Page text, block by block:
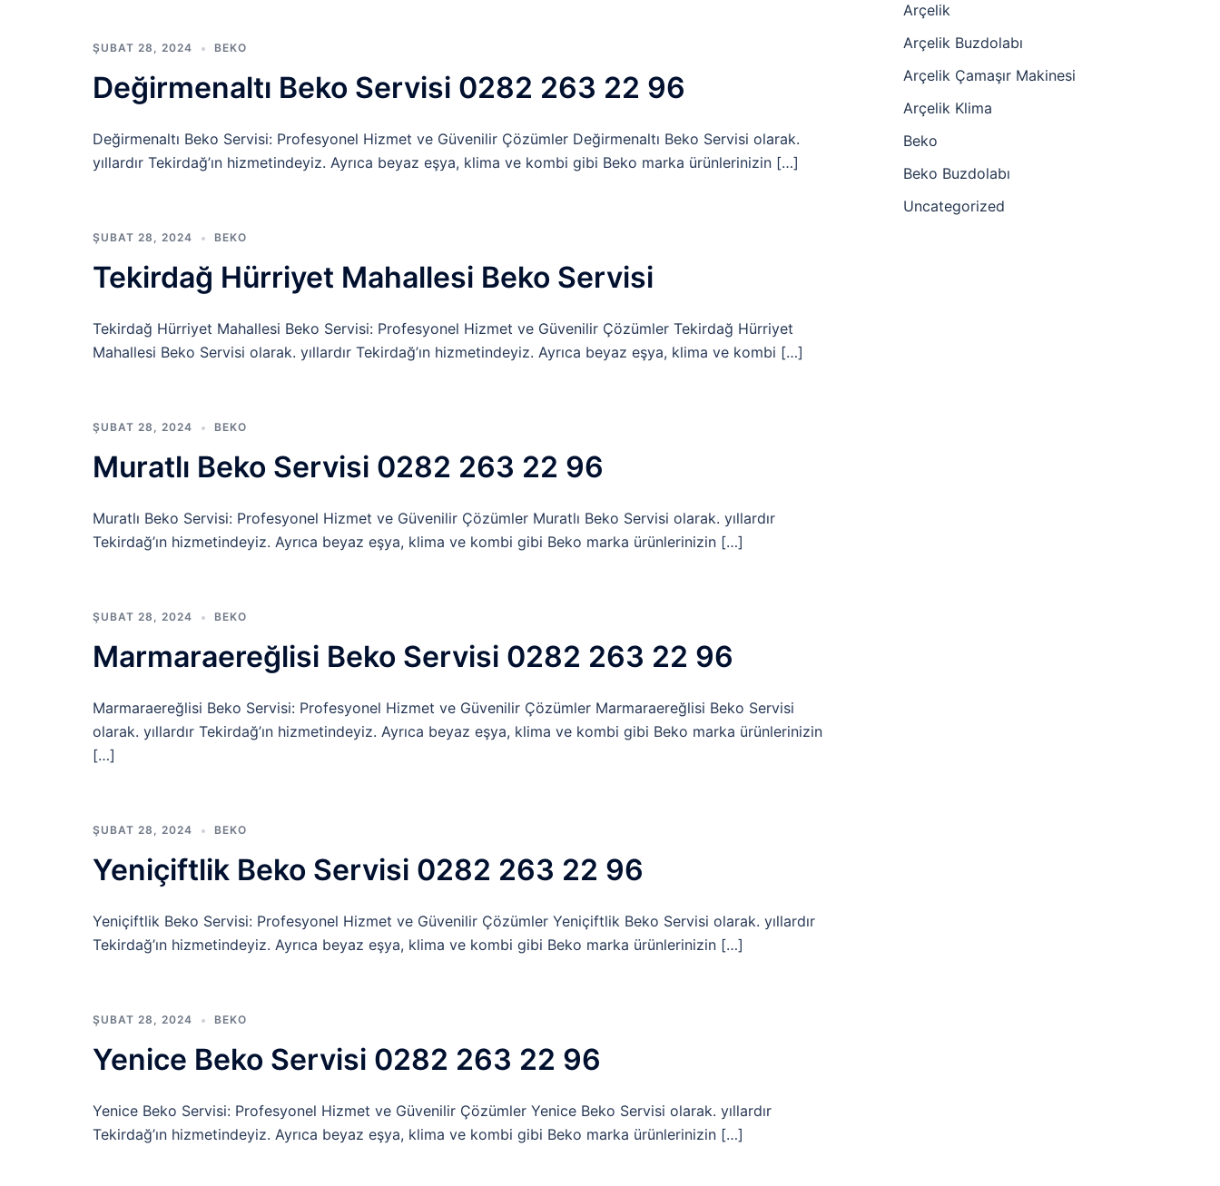
ŞUBAT 28, 2024 BEKO
Değirmenaltı Beko Servisi 0282 263 22 96
Değirmenaltı Beko Servisi: Profesyonel Hizmet ve Güvenilir Çözümler Değirmenaltı Beko Servisi olarak.
yıllardır Tekirdağ’ın hizmetindeyiz. Ayrıca beyaz eşya, klima ve kombi gibi Beko marka ürünlerinizin […]
ŞUBAT 28, 2024 BEKO
Tekirdağ Hürriyet Mahallesi Beko Servisi
Tekirdağ Hürriyet Mahallesi Beko Servisi: Profesyonel Hizmet ve Güvenilir Çözümler Tekirdağ Hürriyet
Mahallesi Beko Servisi olarak. yıllardır Tekirdağ’ın hizmetindeyiz. Ayrıca beyaz eşya, klima ve kombi […]
ŞUBAT 28, 2024 BEKO
Muratlı Beko Servisi 0282 263 22 96
Muratlı Beko Servisi: Profesyonel Hizmet ve Güvenilir Çözümler Muratlı Beko Servisi olarak. yıllardır
Tekirdağ’ın hizmetindeyiz. Ayrıca beyaz eşya, klima ve kombi gibi Beko marka ürünlerinizin […]
ŞUBAT 28, 2024 BEKO
Marmaraereğlisi Beko Servisi 0282 263 22 96
Marmaraereğlisi Beko Servisi: Profesyonel Hizmet ve Güvenilir Çözümler Marmaraereğlisi Beko Servisi
olarak. yıllardır Tekirdağ’ın hizmetindeyiz. Ayrıca beyaz eşya, klima ve kombi gibi Beko marka ürünlerinizin
[…]
ŞUBAT 28, 2024 BEKO
Yeniçiftlik Beko Servisi 0282 263 22 96
Yeniçiftlik Beko Servisi: Profesyonel Hizmet ve Güvenilir Çözümler Yeniçiftlik Beko Servisi olarak. yıllardır
Tekirdağ’ın hizmetindeyiz. Ayrıca beyaz eşya, klima ve kombi gibi Beko marka ürünlerinizin […]
ŞUBAT 28, 2024 BEKO
Yenice Beko Servisi 0282 263 22 96
Yenice Beko Servisi: Profesyonel Hizmet ve Güvenilir Çözümler Yenice Beko Servisi olarak. yıllardır
Tekirdağ’ın hizmetindeyiz. Ayrıca beyaz eşya, klima ve kombi gibi Beko marka ürünlerinizin […]
Arçelik
Arçelik Buzdolabı
Arçelik Çamaşır Makinesi
Arçelik Klima
Beko
Beko Buzdolabı
Uncategorized